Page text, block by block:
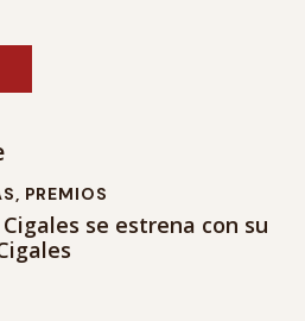
, PREMIOS
se estrena con su